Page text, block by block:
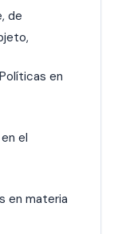
de
en
el
en materia